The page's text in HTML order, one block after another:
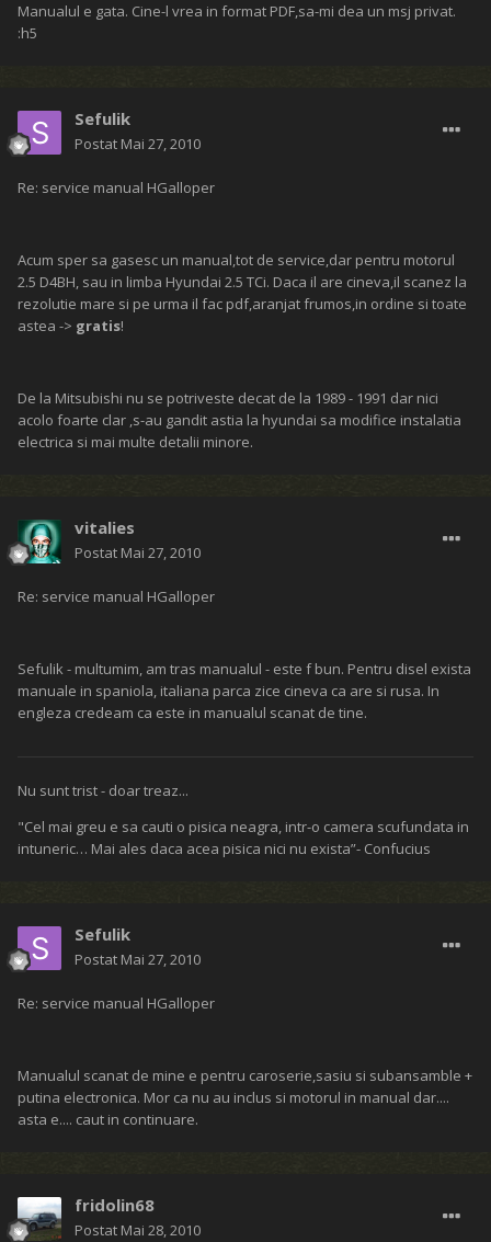
Manualul e gata. Cine-l vrea in format PDF,sa-mi dea un msj privat.
:h5
Sefulik
Postat Mai 27, 2010
Re: service manual HGalloper
Acum sper sa gasesc un manual,tot de service,dar pentru motorul
2.5 D4BH, sau in limba Hyundai 2.5 TCi. Daca il are cineva,il scanez la
rezolutie mare si pe urma il fac pdf,aranjat frumos,in ordine si toate
astea -> gratis!
De la Mitsubishi nu se potriveste decat de la 1989 - 1991 dar nici
acolo foarte clar ,s-au gandit astia la hyundai sa modifice instalatia
electrica si mai multe detalii minore.
vitalies
Postat Mai 27, 2010
Re: service manual HGalloper
Sefulik - multumim, am tras manualul - este f bun. Pentru disel exista
manuale in spaniola, italiana parca zice cineva ca are si rusa. In
engleza credeam ca este in manualul scanat de tine.
Nu sunt trist - doar treaz...
"Cel mai greu e sa cauti o pisica neagra, intr-o camera scufundata in
intuneric… Mai ales daca acea pisica nici nu exista”- Confucius
Sefulik
Postat Mai 27, 2010
Re: service manual HGalloper
Manualul scanat de mine e pentru caroserie,sasiu si subansamble +
putina electronica. Mor ca nu au inclus si motorul in manual dar....
asta e.... caut in continuare.
fridolin68
Postat Mai 28, 2010